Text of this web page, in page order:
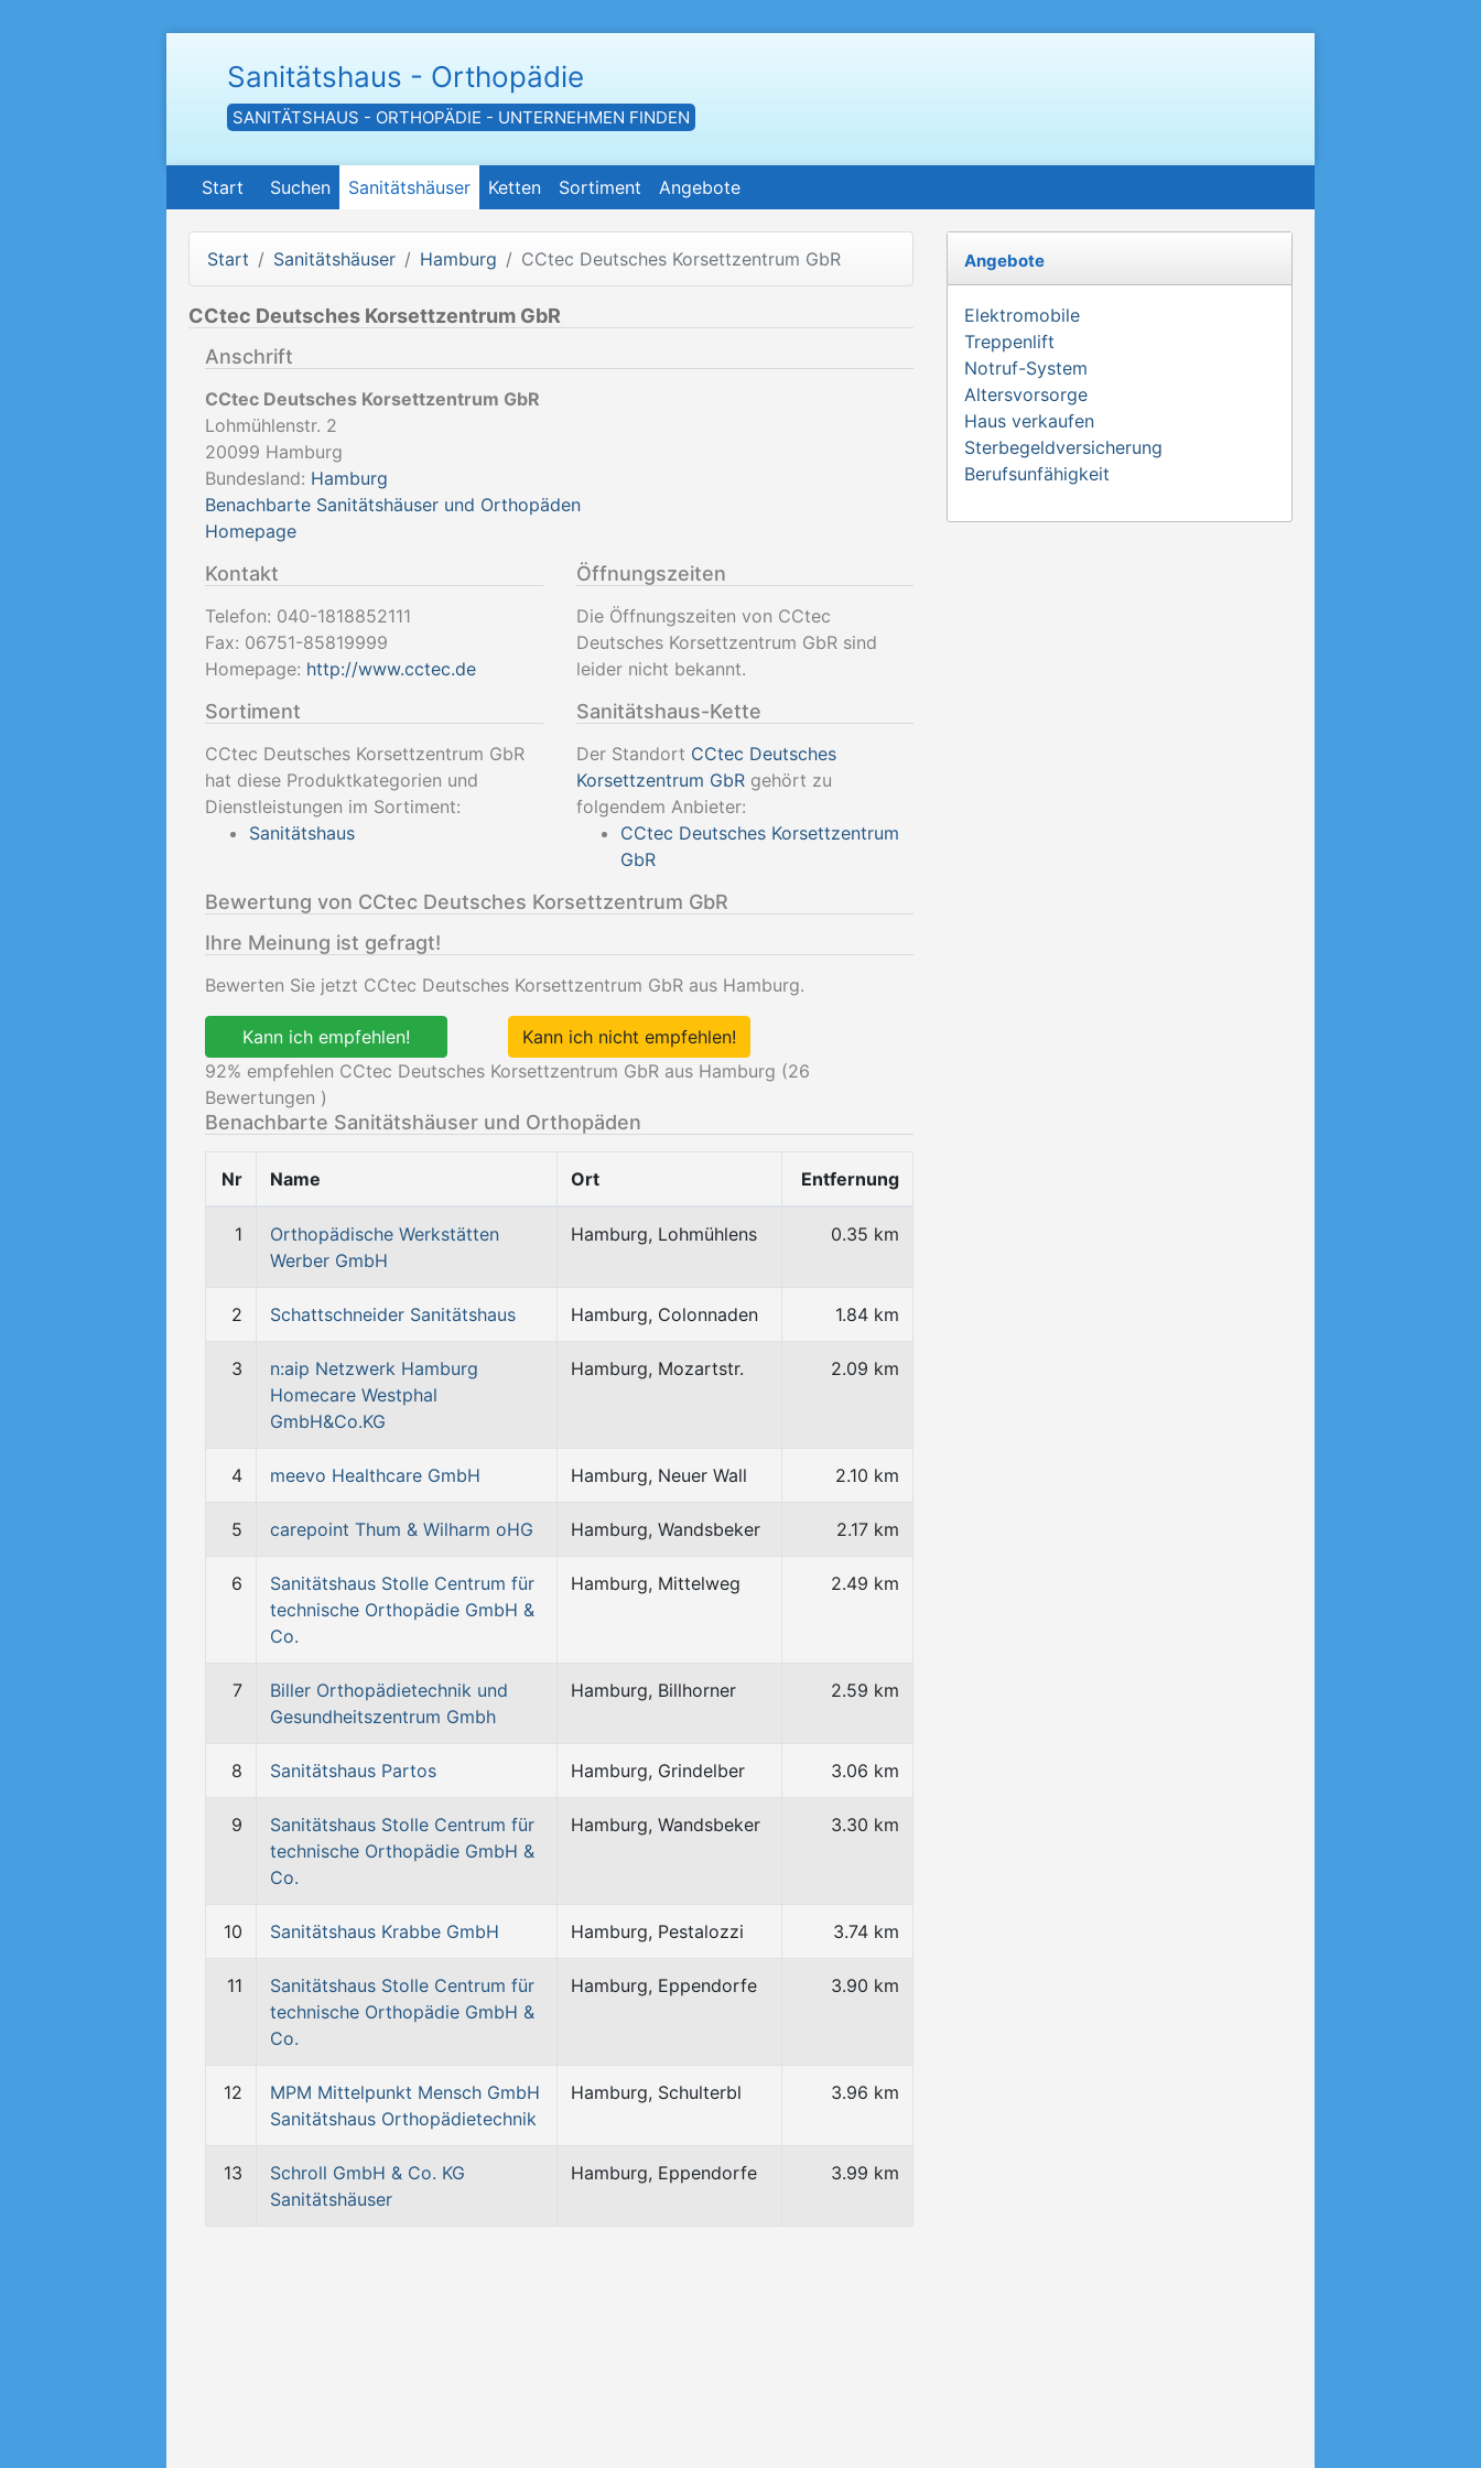
Sanitätshaus - Orthopädie
SANITÄTSHAUS - ORTHOPÄDIE - UNTERNEHMEN FINDEN
Start Suchen Sanitätshäuser Ketten Sortiment Angebote
Start Sanitätshäuser Hamburg CCtec Deutsches Korsettzentrum GbR
CCtec Deutsches Korsettzentrum GbR
Anschrift
CCtec Deutsches Korsettzentrum GbR
Lohmühlenstr. 2
20099 Hamburg
Bundesland: Hamburg
Benachbarte Sanitätshäuser und Orthopäden
Homepage
Kontakt
Telefon: 040-1818852111
Fax: 06751-85819999
Homepage: http://www.cctec.de
Öffnungszeiten
Die Öffnungszeiten von CCtec
Deutsches Korsettzentrum GbR sind
leider nicht bekannt.
Sortiment
CCtec Deutsches Korsettzentrum GbR
hat diese Produktkategorien und
Dienstleistungen im Sortiment:
Sanitätshaus
Sanitätshaus-Kette
Der Standort CCtec Deutsches
Korsettzentrum GbRgehört zu
folgendem Anbieter:
CCtec Deutsches Korsettzentrum
GbR
Bewertung von CCtec Deutsches Korsettzentrum GbR
Ihre Meinung ist gefragt!
Bewerten Sie jetzt CCtec Deutsches Korsettzentrum GbR aus Hamburg.
Kann ich empfehlen!
Kann ich nicht empfehlen!
92% empfehlen CCtec Deutsches Korsettzentrum GbR aus Hamburg (26
Bewertungen )
Benachbarte Sanitätshäuser und Orthopäden
Nr Name Ort Entfernung
1
Orthopädische Werkstätten
Werber GmbH
Hamburg, Lohmühlens 0.35 km
2 Schattschneider Sanitätshaus Hamburg, Colonnaden 1.84 km
3
n:aip Netzwerk Hamburg
Homecare Westphal
GmbH&Co.KG
Hamburg, Mozartstr. 2.09 km
4 meevo Healthcare GmbH Hamburg, Neuer Wall 2.10 km
5 carepoint Thum & Wilharm oHG Hamburg, Wandsbeker 2.17 km
6
Sanitätshaus Stolle Centrum für
technische Orthopädie GmbH &
Co.
Hamburg, Mittelweg 2.49 km
7
Biller Orthopädietechnik und
Gesundheitszentrum Gmbh
Hamburg, Billhorner 2.59 km
8 Sanitätshaus Partos Hamburg, Grindelber 3.06 km
9
Sanitätshaus Stolle Centrum für
technische Orthopädie GmbH &
Co.
Hamburg, Wandsbeker 3.30 km
10 Sanitätshaus Krabbe GmbH Hamburg, Pestalozzi 3.74 km
11
Sanitätshaus Stolle Centrum für
technische Orthopädie GmbH &
Co.
Hamburg, Eppendorfe 3.90 km
12
MPM Mittelpunkt Mensch GmbH
Sanitätshaus Orthopädietechnik
Hamburg, Schulterbl 3.96 km
13
Schroll GmbH & Co. KG
Sanitätshäuser
Hamburg, Eppendorfe 3.99 km
Angebote
Elektromobile
Treppenlift
Notruf-System
Altersvorsorge
Haus verkaufen
Sterbegeldversicherung
Berufsunfähigkeit